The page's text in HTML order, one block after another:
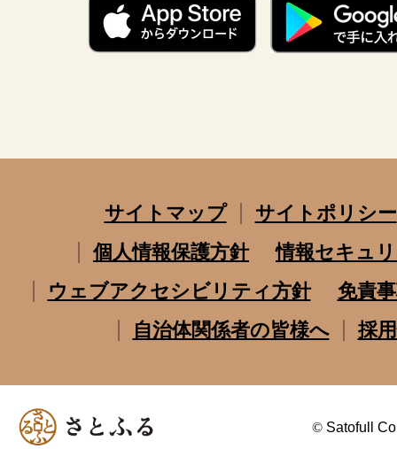
サイトマップ
サイトポリシー
個人情報保護方針
情報セキュ
ウェブアクセシビリティ方針
免責
自治体関係者の皆様へ
採
© Satofull